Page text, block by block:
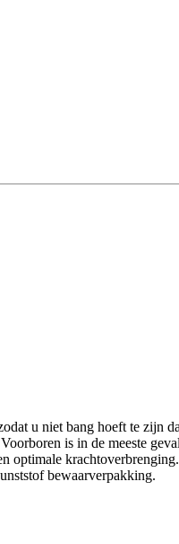
u niet bang hoeft te zijn
is in de meeste
optimale
bewaarverpakking.